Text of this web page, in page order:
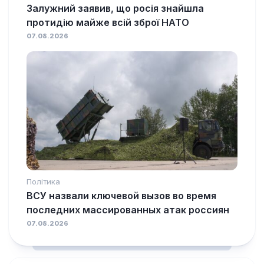
Залужний заявив, що росія знайшла
протидію майже всій зброї НАТО
07.08.2026
Політика
ВСУ назвали ключевой вызов во время
последних массированных атак россиян
07.08.2026